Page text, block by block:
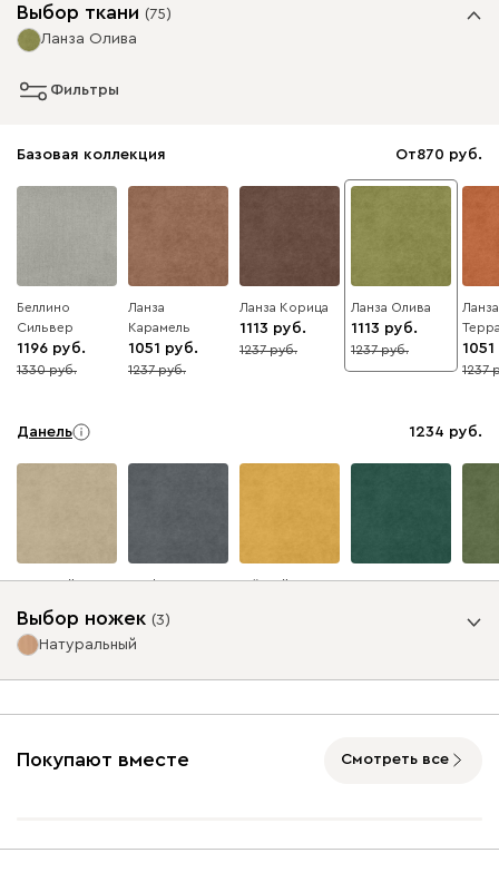
Выбор ткани (75)
Ланза Олива
Фильтры
Базовая коллекция От870
Беллино
Сильвер
1196
10
1330
Ланза
Карамель
1051
15
1237
Ланза Корица
1113
10
1237
Ланза Олива
1113
10
1237
Ланза
1051
15
1237
Данель 1234
Бежевый Графит Жёлтый Изумруд
Выбор ножек (3)
Натуральный
Покупают вместе Смотреть все